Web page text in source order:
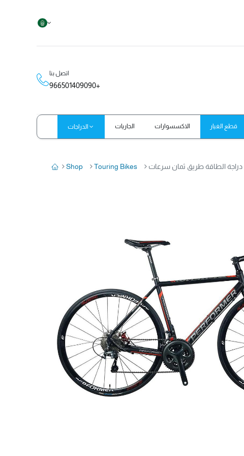
اتصل بنا
966501409090+
الدراجات الجاريات الاكسسوارات قطع الغيار
Shop Touring Bikes